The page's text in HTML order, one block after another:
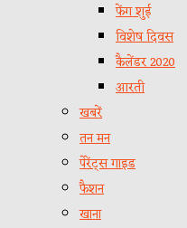
फेंग शुई
विशेष दिवस
कैलेंडर 2020
आरती
खबरें
तन मन
पेरेंट्स गाइड
फैशन
खाना